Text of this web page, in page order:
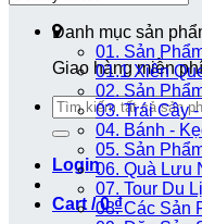
Giao hàng miễn
Search
for:
Login
Cart /0₫
Danh mục sản
01. Sản
01.1 Xiên
02. Sản
03. Trái Cây
04. Bánh -
05. Sản
06. Quà Lưu
07. Tour Du
08. Các Sản